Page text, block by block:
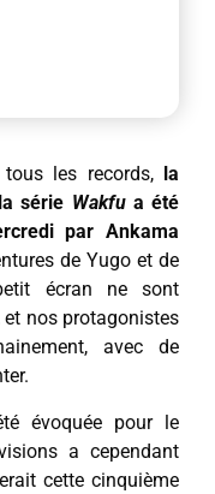
les records,
la
série Wakfua été
par Ankama
de Yugo et de
écran ne sont
nos protagonistes
avec de
évoquée pour le
a cependant
cette cinquième